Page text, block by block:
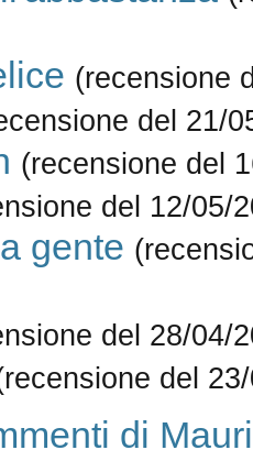
(recensione
del 21/
(recensione del
del 12/05/
gente
del 28/04/
del
di